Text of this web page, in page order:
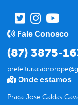
Fale Conosco
(87) 3875-
Onde estamos
Praça José Caldas